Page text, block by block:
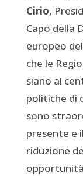
Cirio,
Capo della
europeo
che le
siano al
politiche di
sono
presente e
riduzione